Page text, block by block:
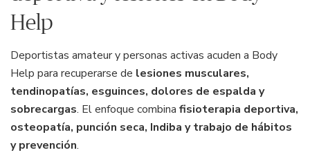
Help
Deportistas amateur y personas activas acuden a Body
Help para recuperarse de lesiones musculares,
tendinopatías, esguinces, dolores de espalda y
sobrecargas. El enfoque combina fisioterapia deportiva,
osteopatía, punción seca, Indiba y trabajo de hábitos
y prevención.